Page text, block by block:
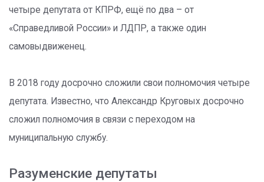
четыре депутата от КПРФ, ещё по два – от
«Справедливой России» и ЛДПР, а также один
самовыдвиженец.
В 2018 году досрочно сложили свои полномочия четыре
депутата. Известно, что Александр Круговых досрочно
сложил полномочия в связи с переходом на
муниципальную службу.
Разуменские депутаты